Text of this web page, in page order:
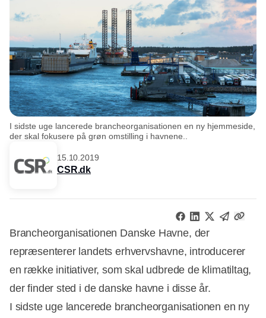
I sidste uge lancerede brancheorganisationen en ny hjemmeside,
der skal fokusere på grøn omstilling i havnene..
15.10.2019
CSR.dk
Brancheorganisationen Danske Havne, der
repræsenterer landets erhvervshavne, introducerer
en række initiativer, som skal udbrede de klimatiltag,
der finder sted i de danske havne i disse år.
I sidste uge lancerede brancheorganisationen en ny